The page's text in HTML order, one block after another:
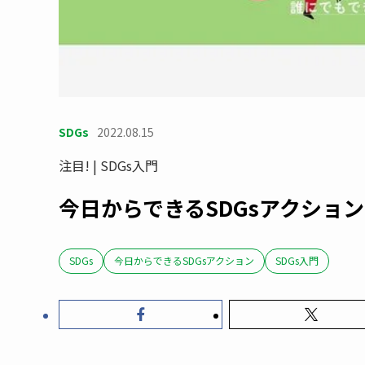
SDGs 2022.08.15
注目! | SDGs入門
今日からできるSDGsアクシ
SDGs 今日からできるSDGsアクション SDGs入門